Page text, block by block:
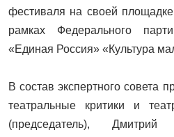
фестиваля на своей
рамках Федерального
«Единая Россия» «Культура
В состав экспертного совета
театральные критики и
(председатель),